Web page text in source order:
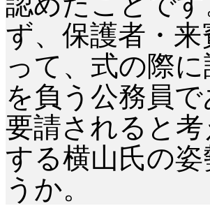
ず、保護者・
って、式の際
を負う公務員
要請されると
する横山氏の
うか。